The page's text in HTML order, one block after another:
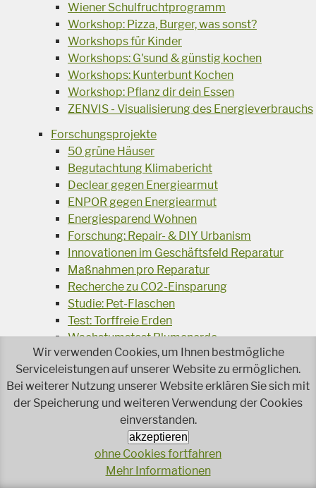
Wiener Schulfruchtprogramm
Workshop: Pizza, Burger, was sonst?
Workshops für Kinder
Workshops: G'sund & günstig kochen
Workshops: Kunterbunt Kochen
Workshop: Pflanz dir dein Essen
ZENVIS - Visualisierung des Energieverbrauchs
Forschungsprojekte
50 grüne Häuser
Begutachtung Klimabericht
Declear gegen Energiearmut
ENPOR gegen Energiearmut
Energiesparend Wohnen
Forschung: Repair- & DIY Urbanism
Innovationen im Geschäftsfeld Reparatur
Maßnahmen pro Reparatur
Recherche zu CO2-Einsparung
Studie: Pet-Flaschen
Test: Torffreie Erden
Wachstumstest Blumenerde
Umweltschutz im Betrieb
Ausschreibungskriterien Wasch- und
Reinigungsmittel
Abfallvermeidung Caritas
Basisworkshops Betreuung
Beratungen zum betrieblichen Umweltschutz
Besser Essen für das Klima
Wir verwenden Cookies, um Ihnen bestmögliche
Serviceleistungen auf unserer Website zu ermöglichen.
Bei weiterer Nutzung unserer Website erklären Sie sich mit
der Speicherung und weiteren Verwendung der Cookies
einverstanden.
akzeptieren
ohne Cookies fortfahren
Mehr Informationen